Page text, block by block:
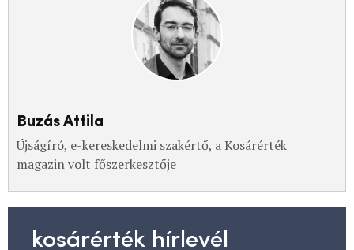
Buzás Attila
Újságíró, e-kereskedelmi szakértő, a Kosárérték
magazin volt főszerkesztője
kosárérték hírlevél